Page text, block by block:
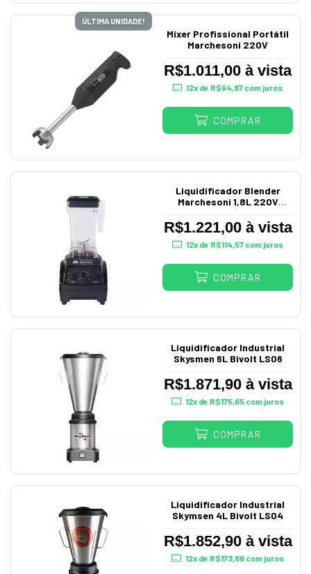
ÚLTIMA UNIDADE!
Mixer Profissional Portátil
Marchesoni 220V
R$1.011,00 à vista
12x de R$94,87 com juros
COMPRAR
Liquidificador Blender
Marchesoni 1,8L 220V
R$1.221,00 à vista
12x de R$114,57com juros
COMPRAR
Liquidificador Industrial
Skysmen 6L Bivolt LS06
R$1.871,90 à vista
12x de R$175,65com juros
COMPRAR
Liquidificador Industrial
Skymsen 4L Bivolt LS04
R$1.852,90 à vista
12x de R$173,86com juros